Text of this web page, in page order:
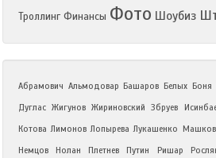
Троллинг Финансы Фото Шоубиз
Абрамович Альмодовар Башаров Белых Боня
Дуглас Жигунов Жириновский Збруев
Котова Лимонов Лопырева Лукашенко Машков
Немцов
Нолан Плетнев Путин Ришар